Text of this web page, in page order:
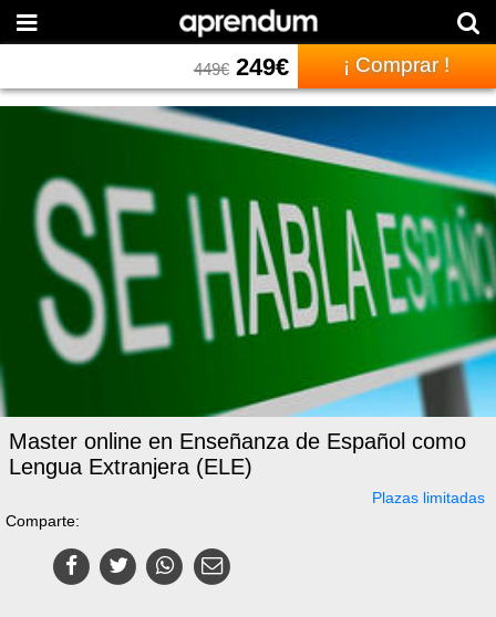
449€249€ ¡ Comprar !
Master online en Enseñanza de Español como
Lengua Extranjera (ELE)
Plazas limitadas
Comparte: